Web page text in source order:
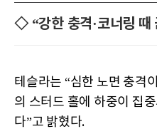
◇ “강한 충격·코너링 때
테슬라는 “심한 노면 충격
의 스터드 홀에 하중이 집
다”고 밝혔다.